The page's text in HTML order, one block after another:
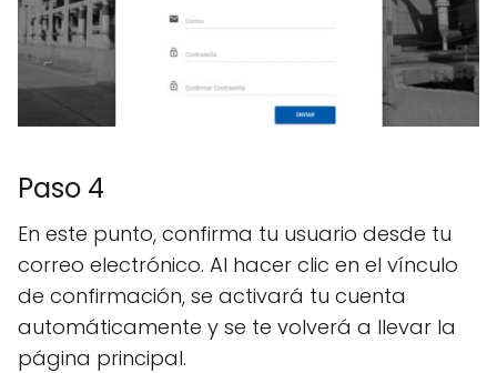
Paso 4
En este punto, confirma tu usuario desde tu
correo electrónico. Al hacer clic en el vínculo
de confirmación, se activará tu cuenta
automáticamente y se te volverá a llevar la
página principal.